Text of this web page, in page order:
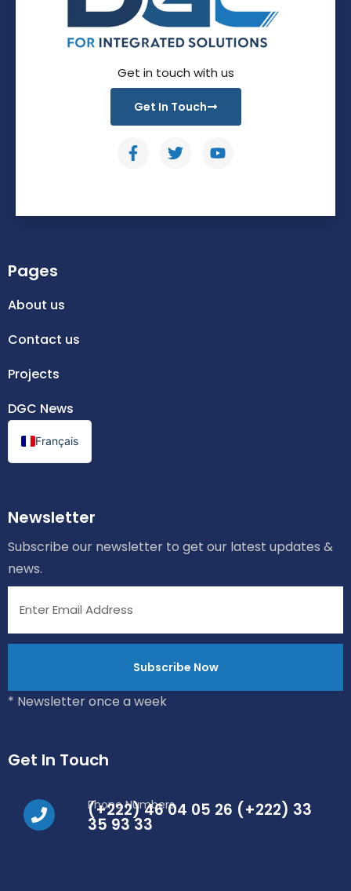
Get in touch with us
Get In Touch
Pages
About us
Contact us
Projects
DGC News
Français
Newsletter
Subscribe our newsletter to get our latest updates &
news.
* Newsletter once a week
Get In Touch
Phone Numbers
(+222) 46 04 05 26 (+222) 33
35 93 33